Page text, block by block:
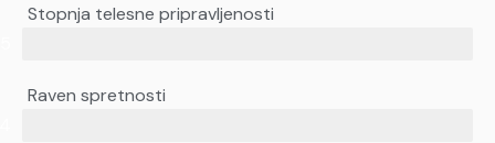
Stopnja telesne pripravljenosti
Raven spretnosti